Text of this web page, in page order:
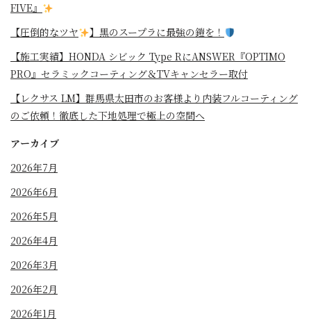
FIVE』
【圧倒的なツヤ
】黒のスープラに最強の鎧を！
⁡【施工実績】HONDA シビック Type RにANSWER『OPTIMO
PRO』セラミックコーティング＆TVキャンセラー取付
【レクサス LM】群馬県太田市のお客様より内装フルコーティング
のご依頼！徹底した下地処理で極上の空間へ
アーカイブ
2026年7月
2026年6月
2026年5月
2026年4月
2026年3月
2026年2月
2026年1月